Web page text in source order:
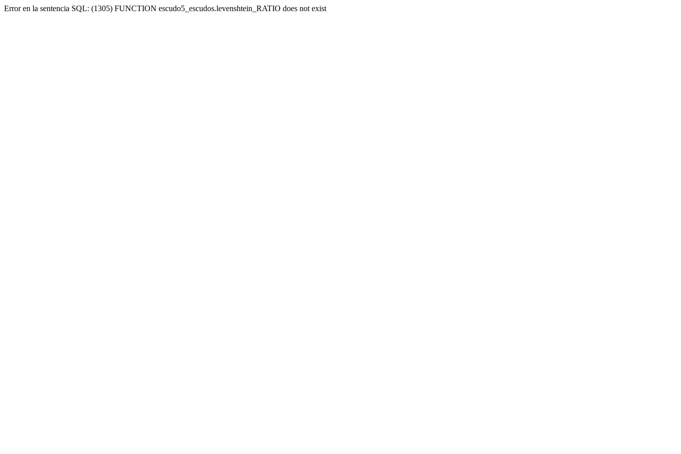
Error en la sentencia SQL: (1305) FUNCTION escudo5_escudos.levenshtein_RATIO does not exist